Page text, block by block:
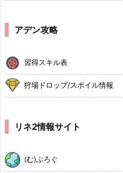
アデン攻略
習得スキル表
狩場ドロップ/スポイル情報
リネ2情報サイト
(む)ぶろぐ